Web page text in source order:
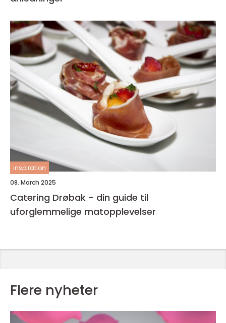
inspiration
08. March 2025
Catering Drøbak - din guide til
uforglemmelige matopplevelser
Flere nyheter